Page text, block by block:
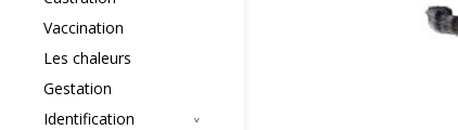
Vaccination
Les chaleurs
Gestation
Identification